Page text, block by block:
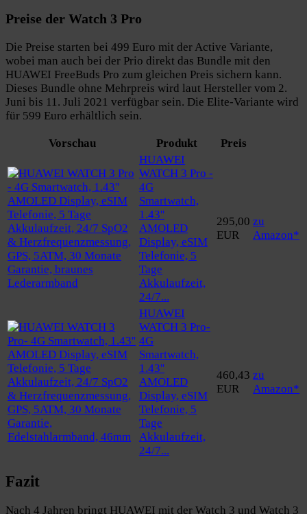
Preise der Watch 3 Pro
Die Preise starten bei 499 Euro mit der Active Variante,
wobei man auch bei der Prio direkt das Bundle mit den
HUAWEI FreeBuds Pro zum gleichen Preis sichern kann.
Dieses Bundle ohne Mehrpreis wird laut Hersteller vom 2.
Juni bis 11. Juli 2021 verfügbar sein. Die Elite-Variante wird
für 599 Euro erhältlich sein.
Vorschau Produkt
Preis
HUAWEI
WATCH 3 Pro -
4G
Smartwatch,
1.43''
AMOLED
Display, eSIM
Telefonie, 5
Tage
Akkulaufzeit,
24/7...
295,00
EUR
zu
Amazon*
HUAWEI
WATCH 3 Pro-
4G
Smartwatch,
1.43''
AMOLED
Display, eSIM
Telefonie, 5
Tage
Akkulaufzeit,
24/7...
460,43
EUR
zu
Amazon*
Fazit
Nach 4 Jahren bringt HUAWEI mit der Watch 3 und Watch 3